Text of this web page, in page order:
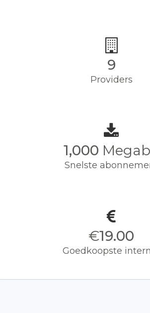
9
Providers
1,000
Snelste
€19.00
Goedkoopste